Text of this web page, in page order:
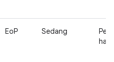
EoP Sedang